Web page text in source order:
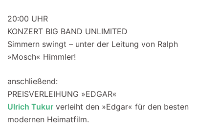
20:00 UHR
KONZERT BIG BAND UNLIMITED
Simmern swingt – unter der Leitung von Ralph
»Mosch« Himmler!
anschließend:
PREISVERLEIHUNG »EDGAR«
Ulrich Tukur verleiht den »Edgar« für den besten
modernen Heimatfilm.